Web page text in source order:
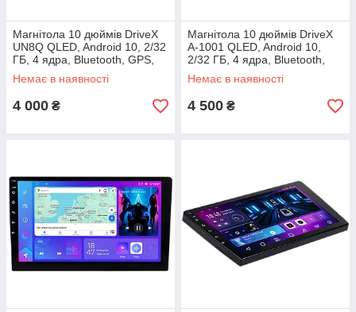
Магнітола 10 дюймів DriveX
UN8Q QLED, Android 10, 2/32
ГБ, 4 ядра, Bluetooth, GPS,
CarPlay, Android Auto
Немає в наявності
4 000 ₴
Магнітола 10 дюймів DriveX
A-1001 QLED, Android 10,
2/32 ГБ, 4 ядра, Bluetooth,
GPS, CarPlay, Android Auto
Немає в наявності
4 500 ₴